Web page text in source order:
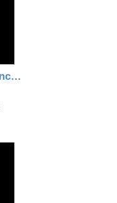
García_Sánchez_SilviaEvidenciaArea_5